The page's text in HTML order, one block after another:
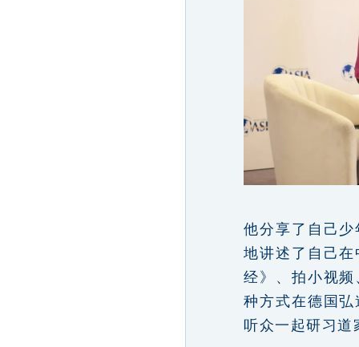
他分享了自己
地讲述了自己
经》、拍小视
种方式在德国
听众一起研习道